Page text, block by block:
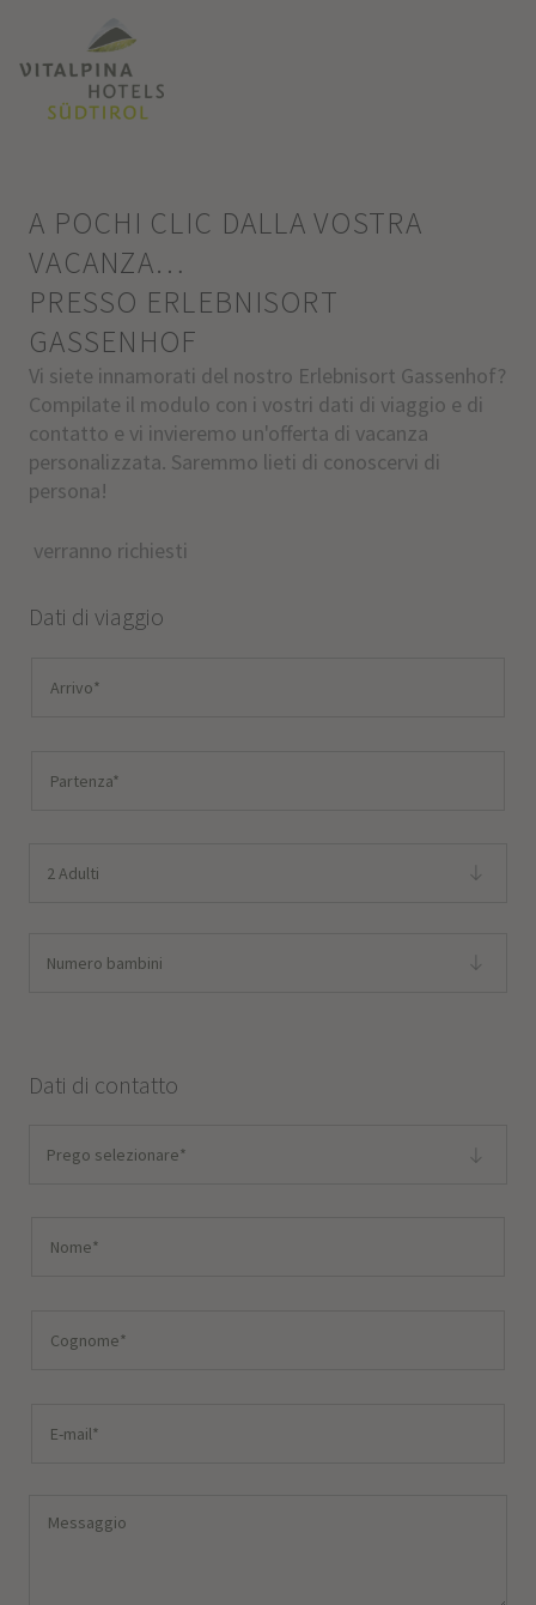
A POCHI CLIC DALLA VOSTRA
VACANZA…
PRESSO ERLEBNISORT
GASSENHOF
Vi siete innamorati del nostro Erlebnisort Gassenhof?
Compilate il modulo con i vostri dati di viaggio e di
contatto e vi invieremo un'offerta di vacanza
personalizzata. Saremmo lieti di conoscervi di
persona!
verranno richiesti
Dati di viaggio
2 Adulti
Numero bambini
Dati di contatto
Prego selezionare*